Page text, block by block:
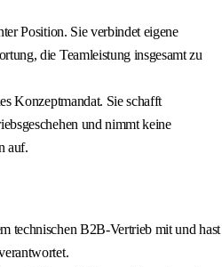
Position. Sie verbindet eigene
die Teamleistung insgesamt zu
Konzeptmandat. Sie schafft
und nimmt keine
auf.
technischen B2B‑Vertrieb mit und hast